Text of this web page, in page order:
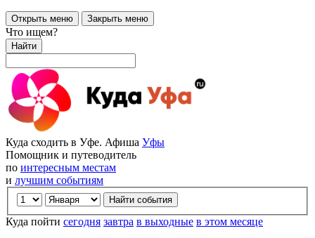
Открыть меню Закрыть меню
Что ищем?
Найти
Куда сходить в Уфе. Афиша Уфы
Помощник и путеводитель
по интересным местам
и лучшим событиям
Куда пойти сегодня завтра в выходные в этом месяце